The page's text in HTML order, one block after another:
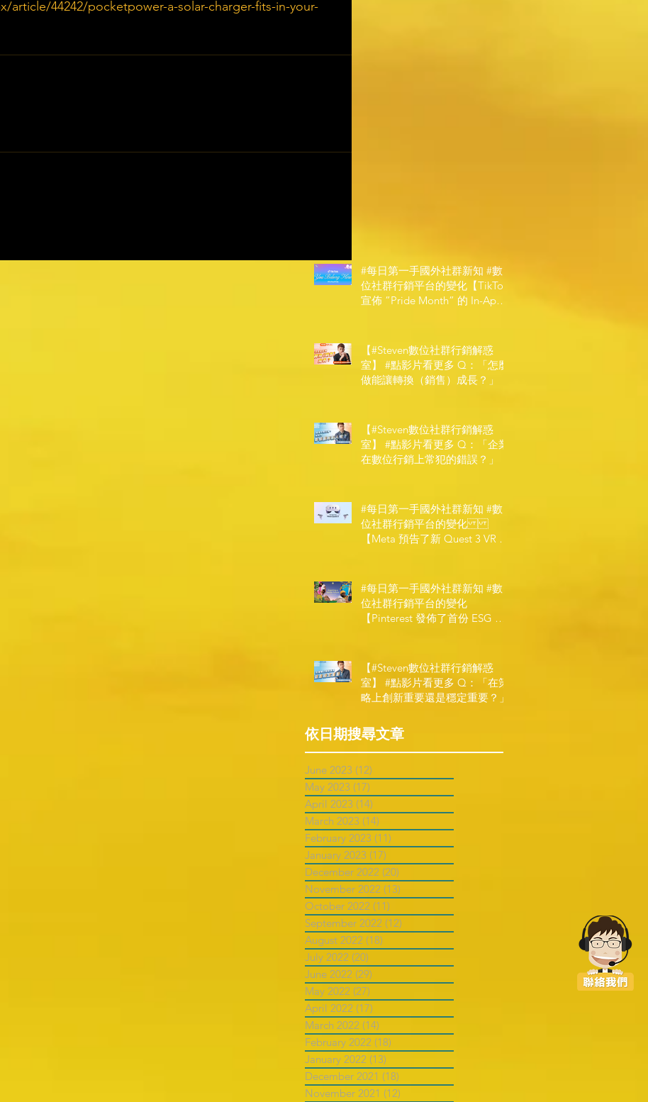
44242/pocketpower-a-solar-charger-fits-in-your-
#每日第一手國外社群新知 #數
位社群行銷平台的變化【TikTok
宣佈 ”Pride Month” 的 In-App
【#Steven數位社群行銷解惑
室】 #點影片看更多​ Q：「怎麼
做能讓轉換（銷售）成長？」
【#Steven數位社群行銷解惑
室】 #點影片看更多​ Q：「企業
在數位行銷上常犯的錯誤？」
#每日第一手國外社群新知 #數
位社群行銷平台的變化
【Meta 預告了新 Quest 3 VR 耳
#每日第一手國外社群新知 #數
位社群行銷平台的變化
【Pinterest 發佈了首份 ESG 報
【#Steven數位社群行銷解惑
室】 #點影片看更多​ Q：「在策
略上創新重要還是穩定重要？」
依日期搜尋文章
June 2023 (12)
May 2023 (17)
April 2023 (14)
March 2023 (14)
February 2023 (11)
January 2023 (17)
December 2022 (20)
November 2022 (13)
October 2022 (11)
September 2022 (12)
August 2022 (18)
July 2022 (20)
June 2022 (29)
May 2022 (27)
April 2022 (17)
March 2022 (14)
February 2022 (18)
January 2022 (13)
December 2021 (18)
November 2021 (12)